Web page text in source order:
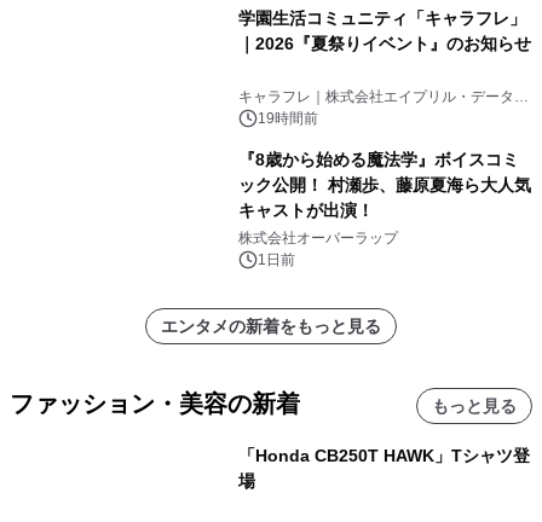
学園生活コミュニティ「キャラフレ」
｜2026『夏祭りイベント』のお知らせ
キャラフレ｜株式会社エイプリル・データ・
デザインズ
19時間前
『8歳から始める魔法学』ボイスコミ
ック公開！ 村瀬歩、藤原夏海ら大人気
キャストが出演！
株式会社オーバーラップ
1日前
エンタメの新着をもっと見る
ファッション・美容の新着 もっと見る
「Honda CB250T HAWK」Tシャツ登
場